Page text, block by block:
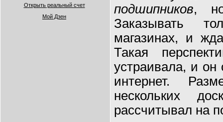
Открыть реальный счет
Мой Дзен
подшипников,
Заказывать
магазинах, и
Такая
устраивала, и
интернет.
нескольких
рассчитывал на